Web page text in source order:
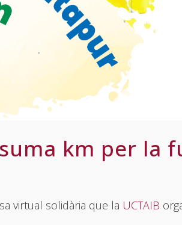
km per la
virtual solidària que la UCTAIB